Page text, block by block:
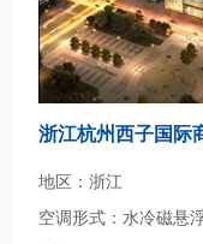
浙江杭州西子国际
地区：浙江
空调形式：水冷磁悬